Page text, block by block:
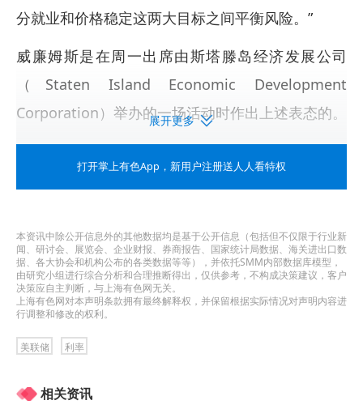
分就业和价格稳定这两大目标之间平衡风险。”
威廉姆斯是在周一出席由斯塔滕岛经济发展公司
（Staten Island Economic Development
Corporation）举办的一场活动时作出上述表态的。
的担忧，而另一些则主张在评估这场已持续一个月
的冲突影响时保持耐心。
“围绕通胀未来路径的不确定性很高，”威廉姆斯表
涨而走高。但如果中东地区敌对行动结束、价格回
展开更多
打开掌上有色App ，新用户注册送人人看特权
本资讯中除公开信息外的其他数据均是基于公开信息（包括但不仅限于行业新
闻、研讨会、展览会、企业财报、券商报告、国家统计局数据、海关进出口数
据、各大协会和机构公布的各类数据等等），并依托SMM内部数据库模型，
由研究小组进行综合分析和合理推断得出，仅供参考，不构成决策建议，客户
决策应自主判断，与上海有色网无关。
上海有色网对本声明条款拥有最终解释权，并保留根据实际情况对声明内容进
行调整和修改的权利。
美联储 利率
相关资讯